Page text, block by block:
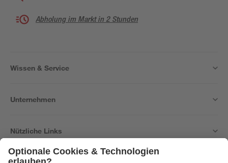
Abholung im Markt in 2 Stunden
Wissen & Service
Unternehmen
Nützliche Links